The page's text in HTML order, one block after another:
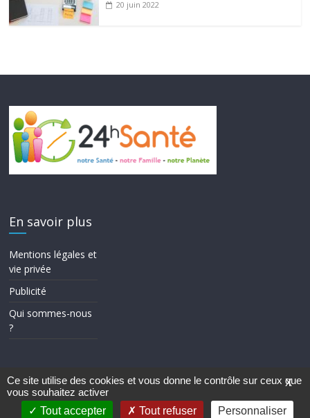
20 juin 2022
En savoir plus
Mentions légales et
vie privée
Publicité
Qui sommes-nous
?
Copyright © 2026
Theme ColorMag par
ThemeGrill.. Propulsé parWordPress.
X
Ce site utilise des cookies et vous donne le contrôle sur ceux que
vous souhaitez activer
Tout accepter
Tout refuser Personnaliser